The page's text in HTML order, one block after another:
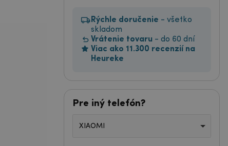
Rýchle doručenie - všetko
skladom
Vrátenie tovaru - do 60 dní
Viac ako 11.300 recenzií na
Heureke
Pre iný telefón?
XIAOMI